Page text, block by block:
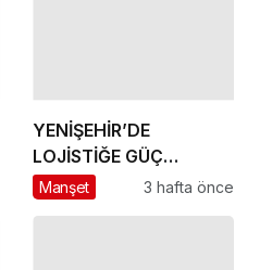
YENİŞEHİR’DE
LOJİSTİĞE GÜÇ
KATACAK ADIM
Manşet 3 hafta önce